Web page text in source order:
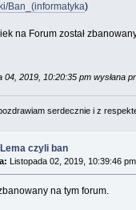
Ban_(informatyka)
na Forum został
04, 2019, 10:20:35 pm wysłana
serdecznie i z
czyli ban
Listopada 02, 2019, 10:39:46
na tym forum.